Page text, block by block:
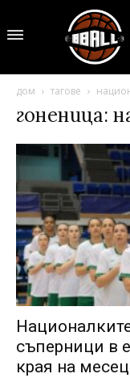
дом тагове
гоненица:
съперници в
края на